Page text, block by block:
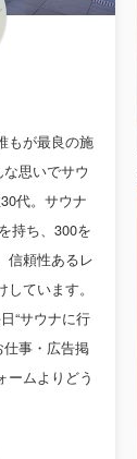
もが最良の施
思いでサウ
代。サウナ
持ち、300を
信頼性あるレ
ています。
“サウナに行
仕事・広告掲
ームよりどう